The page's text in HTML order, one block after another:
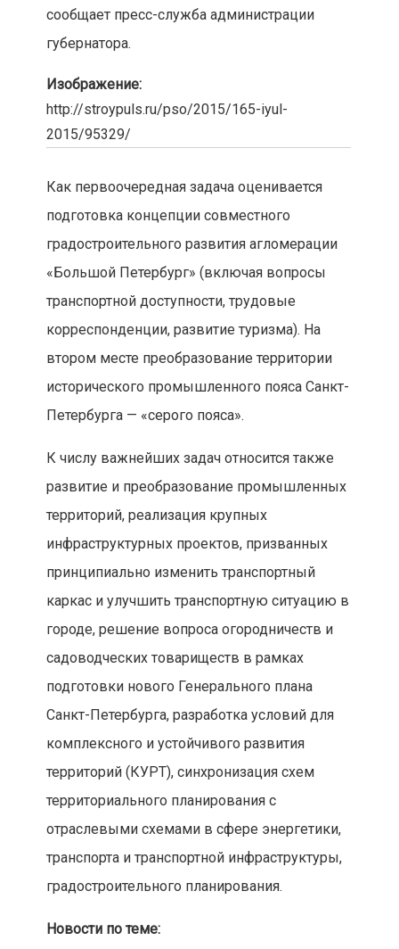
сообщает пресс-служба администрации
губернатора.
Изображение:
http://stroypuls.ru/pso/2015/165-iyul-
2015/95329/
Как первоочередная задача оценивается
подготовка концепции совместного
градостроительного развития агломерации
«Большой Петербург» (включая вопросы
транспортной доступности, трудовые
корреспонденции, развитие туризма). На
втором месте преобразование территории
исторического промышленного пояса Санкт-
Петербурга — «серого пояса».
К числу важнейших задач относится также
развитие и преобразование промышленных
территорий, реализация крупных
инфраструктурных проектов, призванных
принципиально изменить транспортный
каркас и улучшить транспортную ситуацию в
городе, решение вопроса огородничеств и
садоводческих товариществ в рамках
подготовки нового Генерального плана
Санкт-Петербурга, разработка условий для
комплексного и устойчивого развития
территорий (КУРТ), синхронизация схем
территориального планирования с
отраслевыми схемами в сфере энергетики,
транспорта и транспортной инфраструктуры,
градостроительного планирования.
Новости по теме: